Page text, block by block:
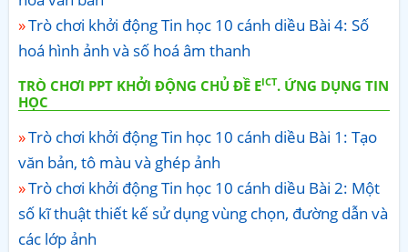
Trò chơi khởi động Tin học 10 cánh diều Bài 4: Số
hoá hình ảnh và số hoá âm thanh
TRÒ CHƠI PPT KHỞI ĐỘNG CHỦ ĐỀ EICT. ỨNG DỤNG TIN
HỌC
Trò chơi khởi động Tin học 10 cánh diều Bài 1: Tạo
văn bản, tô màu và ghép ảnh
Trò chơi khởi động Tin học 10 cánh diều Bài 2: Một
số kĩ thuật thiết kế sử dụng vùng chọn, đường dẫn và
các lớp ảnh